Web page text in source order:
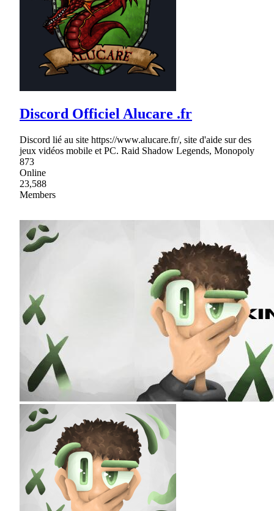
Discord Officiel Alucare .fr
Discord lié au site https://www.alucare.fr/, site d'aide sur des
jeux vidéos mobile et PC. Raid Shadow Legends, Monopoly
873
Online
23,588
Members